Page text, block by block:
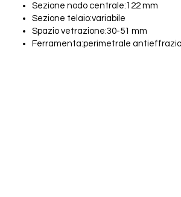
Sezione nodo centrale:122 mm
Sezione telaio:variabile
Spazio vetrazione:30-51 mm
Ferramenta:perimetrale